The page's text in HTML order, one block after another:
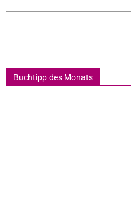
Buchtipp des Monats